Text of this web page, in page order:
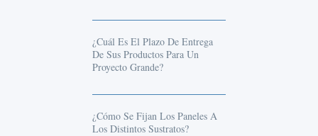
¿Cuál Es El Plazo De Entrega
De Sus Productos Para Un
Proyecto Grande?
¿Cómo Se Fijan Los Paneles A
Los Distintos Sustratos?